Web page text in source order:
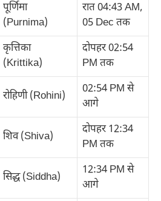
पूर्णिमा
(Purnima)
रात 04:43 AM,
05 Dec तक
कृत्तिका
(Krittika)
दोपहर 02:54
PM तक
रोहिणी (Rohini)
02:54 PM से
आगे
शिव (Shiva)
दोपहर 12:34
PM तक
सिद्ध (Siddha)
12:34 PM से
आगे